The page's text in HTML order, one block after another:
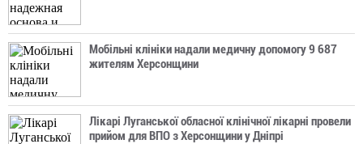
Мобільні клініки надали медичну допомогу 9 687
жителям Херсонщини
Лікарі Луганської обласної клінічної лікарні провели
прийом для ВПО з Херсонщини у Дніпрі